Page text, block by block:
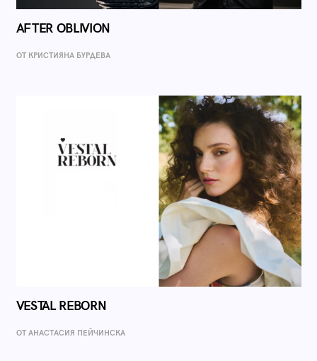
AFTER OBLIVION
ОТ КРИСТИЯНА БУРДЕВА
VESTAL REBORN
ОТ AНАСТАСИЯ ПЕЙЧИНСКА